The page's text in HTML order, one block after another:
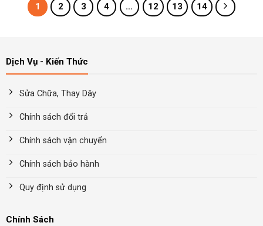
1 2 3 4 … 12 13 14
Dịch Vụ - Kiến Thức
Sửa Chữa, Thay Dây
Chính sách đổi trả
Chính sách vận chuyển
Chính sách bảo hành
Quy định sử dụng
Chính Sách